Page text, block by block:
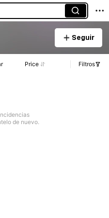
Seguir
Price Filtros
de nuevo.